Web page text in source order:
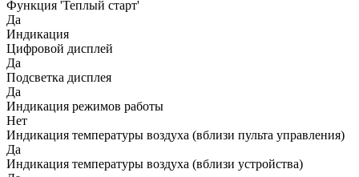
Функция 'Теплый старт'
Да
Индикация
Цифровой дисплей
Да
Подсветка дисплея
Да
Индикация режимов работы
Нет
Индикация температуры воздуха (вблизи пульта управления)
Да
Индикация температуры воздуха (вблизи устройства)